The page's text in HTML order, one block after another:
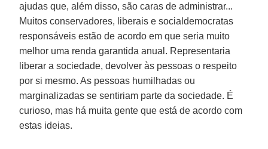
ajudas que, além disso, são caras de administrar...
Muitos conservadores, liberais e socialdemocratas
responsáveis estão de acordo em que seria muito
melhor uma renda garantida anual. Representaria
liberar a sociedade, devolver às pessoas o respeito
por si mesmo. As pessoas humilhadas ou
marginalizadas se sentiriam parte da sociedade. É
curioso, mas há muita gente que está de acordo com
estas ideias.